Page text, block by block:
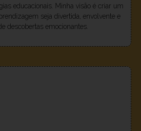
educacionais. Minha visão é criar um
seja divertida, envolvente e
descobertas emocionantes.